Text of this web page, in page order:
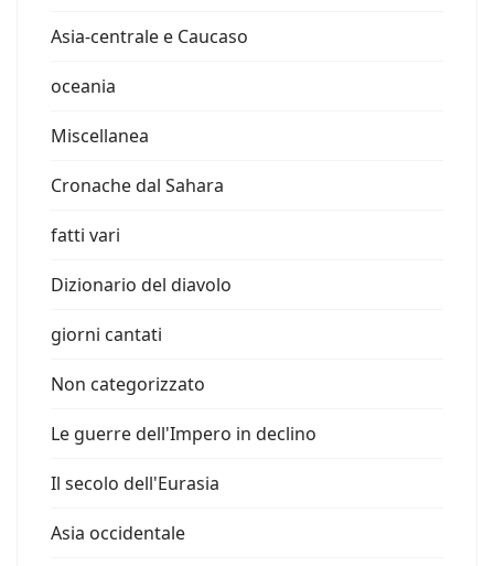
Asia-centrale e Caucaso
oceania
Miscellanea
Cronache dal Sahara
fatti vari
Dizionario del diavolo
giorni cantati
Non categorizzato
Le guerre dell'Impero in declino
Il secolo dell'Eurasia
Asia occidentale